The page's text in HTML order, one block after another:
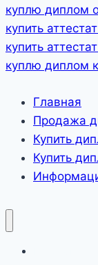
куплю диплом
купить
купить
куплю диплом
Главная
Продажа
Купить
Купить